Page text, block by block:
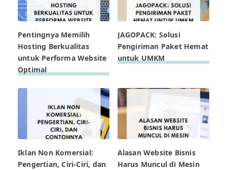
Pentingnya Memilih
Hosting Berkualitas
untuk Performa Website
Optimal
JAGOPACK: Solusi
Pengiriman Paket Hemat
untuk UMKM
Iklan Non Komersial:
Pengertian, Ciri-Ciri, dan
Alasan Website Bisnis
Harus Muncul di Mesin